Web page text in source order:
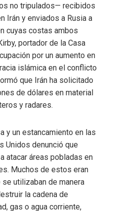
no tripulados— recibidos
Irán y enviados a Rusia a
cuyas costas ambos
portador de la Casa
por un aumento en
islámica en el conflicto
que Irán ha solicitado
de dólares en material
y radares.
y un estancamiento en las
Unidos denunció que
atacar áreas pobladas en
Muchos de estos eran
utilizaban de manera
la cadena de
gas o agua corriente,